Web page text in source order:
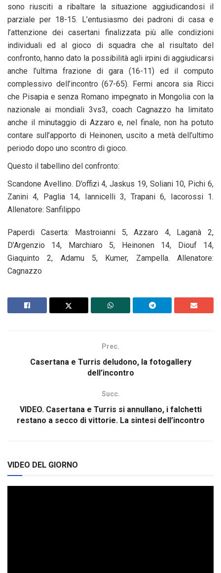
sono riusciti a ribaltare la situazione aggiudicandosi il
parziale per 18-15. L’entusiasmo dei padroni di casa e
l’attenzione dei casertani finalizzata più alle condizioni
individuali ed al gioco di squadra che al risultato del
confronto, hanno dato la possibilità agli irpini di aggiudicarsi
anche l’ultima frazione di gara (16-11) ed il computo
complessivo dell’incontro (67-65). Fermi ancora sia Ricci
che Pisapia e senza Romano impegnato in Mongolia con la
nazionale ai mondiali 3vs3, coach Cagnazzo ha limitato
anche il minutaggio di Azzaro e, nel finale, non ha potuto
contare sull’apporto di Heinonen, uscito a metà dell’ultimo
periodo dopo uno scontro di gioco.
Questo il tabellino del confronto:
Scandone Avellino. D’offizi 4, Jaskus 19, Soliani 10, Pichi 6,
Zanini 4, Paglia 14, Iannicelli 3, Trapani 6, Iacorossi 1.
Allenatore: Sanfilippo
Paperdi Caserta: Mastroianni 5, Azzaro 4, Laganà 2,
D’Argenzio 14, Marchiaro 5, Heinonen 14, Diouf 14,
Giaquinto 2, Adamu 5, Kumer, Zampella. Allenatore:
Cagnazzo
Prec.
Casertana e Turris deludono, la fotogallery
dell’incontro
Succ.
VIDEO. Casertana e Turris si annullano, i falchetti
restano a secco di vittorie. La sintesi dell’incontro
VIDEO DEL GIORNO